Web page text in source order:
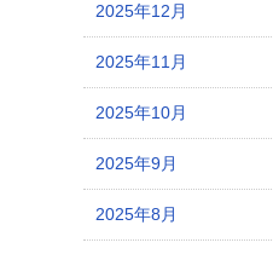
2025年12月
2025年11月
2025年10月
2025年9月
2025年8月